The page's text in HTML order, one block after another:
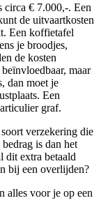
circa € 7.000,-. Een
de uitvaartkosten
Een koffietafel
je broodjes,
de kosten
maar
dan moet je
Een
graf.
verzekering die
is dan het
dit extra betaald
bij een overlijden?
alles voor je op een